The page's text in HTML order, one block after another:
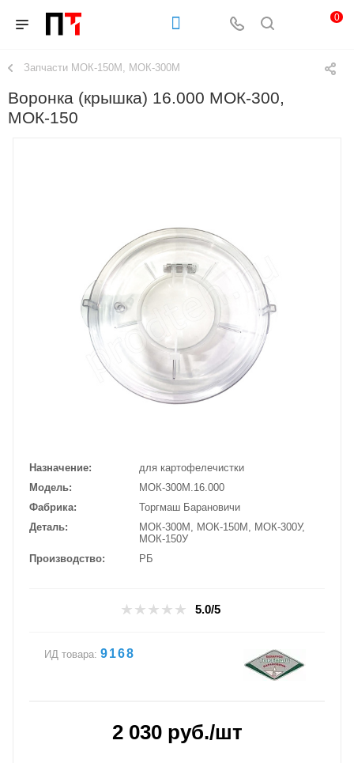
0
Запчасти МОК-150М, МОК-300М
Воронка (крышка) 16.000 МОК-300,
МОК-150
Назначение
для картофелечистки
Модель
МОК-300М.16.000
Фабрика
Торгмаш Барановичи
Деталь
МОК-300М, МОК-150М, МОК-300У,
МОК-150У
Производство
РБ
5.0/5
ИД товара: 9168
2 030руб./шт